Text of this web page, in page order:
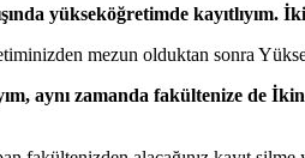
yükseköğretimde
mezun olduktan sonra
aynı zamanda fakültenize de